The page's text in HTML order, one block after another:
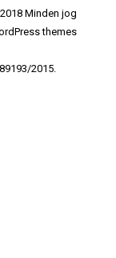
Minden jog
themes
2015.